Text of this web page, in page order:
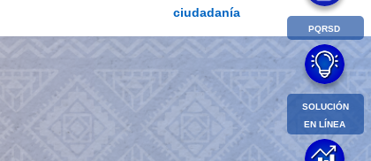
ciudadanía
PQRSD
SOLUCIÓN
EN LÍNEA